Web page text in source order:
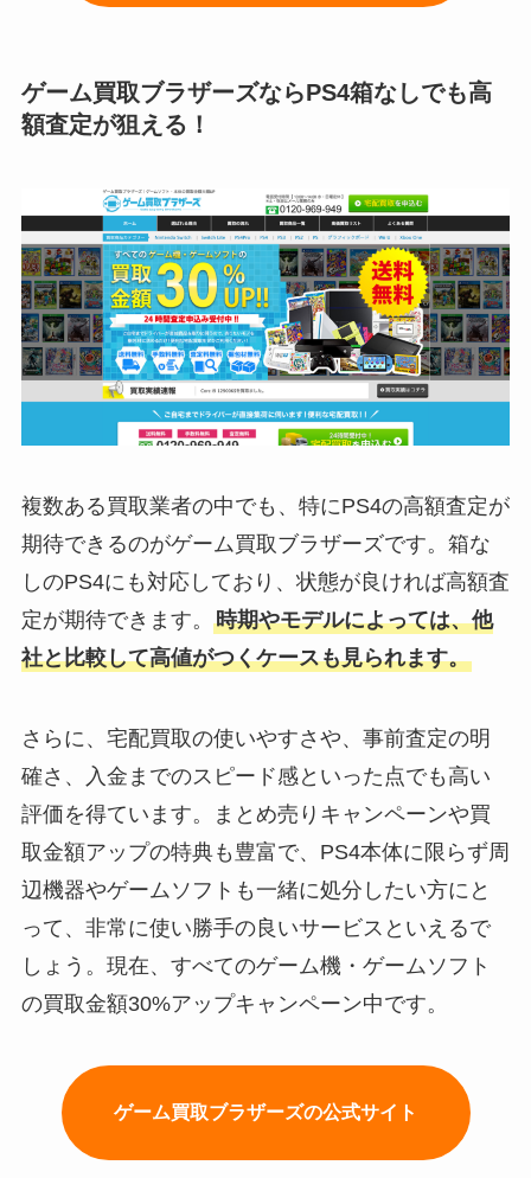
ゲーム買取ブラザーズならPS4箱なしでも高
額査定が狙える！
複数ある買取業者の中でも、特にPS4の高額査定が
期待できるのがゲーム買取ブラザーズです。箱な
しのPS4にも対応しており、状態が良ければ高額査
定が期待できます。 時期やモデルによっては、他
社と比較して高値がつくケースも見られます。
さらに、宅配買取の使いやすさや、事前査定の明
確さ、入金までのスピード感といった点でも高い
評価を得ています。まとめ売りキャンペーンや買
取金額アップの特典も豊富で、PS4本体に限らず周
辺機器やゲームソフトも一緒に処分したい方にと
って、非常に使い勝手の良いサービスといえるで
しょう。現在、すべてのゲーム機・ゲームソフト
の買取金額30%アップキャンペーン中です。
ゲーム買取ブラザーズの公式サイト